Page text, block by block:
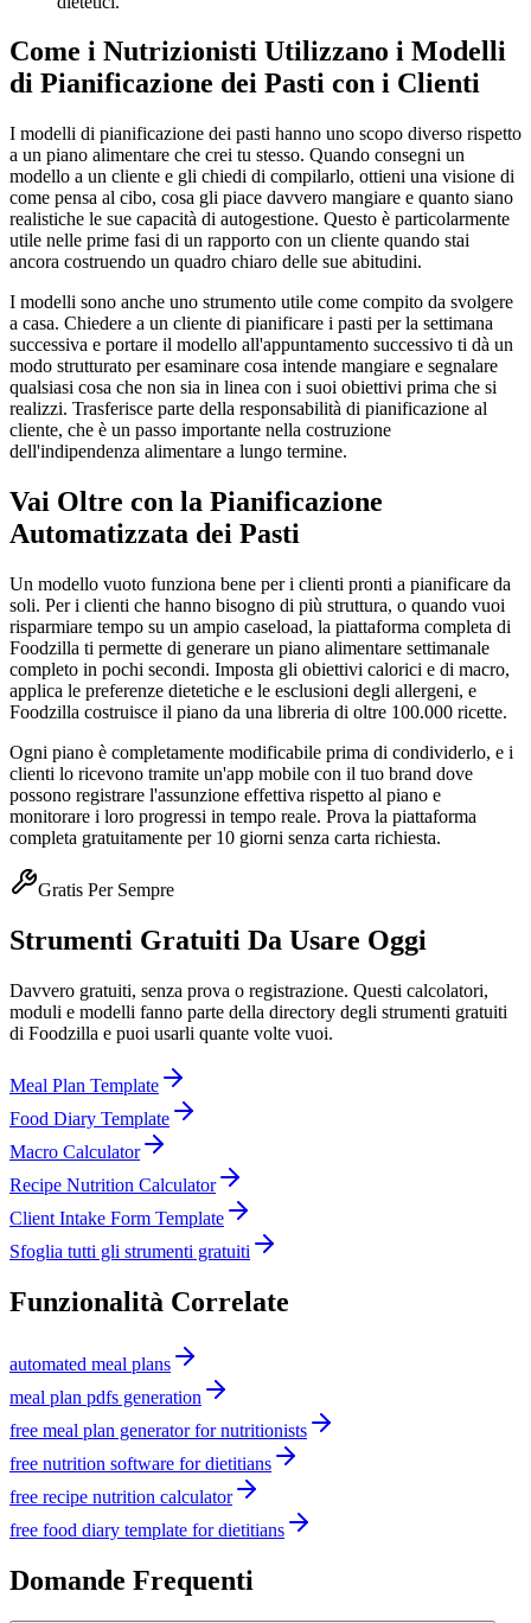
Come i Nutrizionisti Utilizzano i Modelli
di Pianificazione dei Pasti con i Clienti
I modelli di pianificazione dei pasti hanno uno scopo diverso rispetto
a un piano alimentare che crei tu stesso. Quando consegni un
modello a un cliente e gli chiedi di compilarlo, ottieni una visione di
come pensa al cibo, cosa gli piace davvero mangiare e quanto siano
realistiche le sue capacità di autogestione. Questo è particolarmente
utile nelle prime fasi di un rapporto con un cliente quando stai
ancora costruendo un quadro chiaro delle sue abitudini.
I modelli sono anche uno strumento utile come compito da svolgere
a casa. Chiedere a un cliente di pianificare i pasti per la settimana
successiva e portare il modello all'appuntamento successivo ti dà un
modo strutturato per esaminare cosa intende mangiare e segnalare
qualsiasi cosa che non sia in linea con i suoi obiettivi prima che si
realizzi. Trasferisce parte della responsabilità di pianificazione al
cliente, che è un passo importante nella costruzione
dell'indipendenza alimentare a lungo termine.
Vai Oltre con la Pianificazione
Automatizzata dei Pasti
Un modello vuoto funziona bene per i clienti pronti a pianificare da
soli. Per i clienti che hanno bisogno di più struttura, o quando vuoi
risparmiare tempo su un ampio caseload, la piattaforma completa di
Foodzilla ti permette di generare un piano alimentare settimanale
completo in pochi secondi. Imposta gli obiettivi calorici e di macro,
applica le preferenze dietetiche e le esclusioni degli allergeni, e
Foodzilla costruisce il piano da una libreria di oltre 100.000 ricette.
Ogni piano è completamente modificabile prima di condividerlo, e i
clienti lo ricevono tramite un'app mobile con il tuo brand dove
possono registrare l'assunzione effettiva rispetto al piano e
monitorare i loro progressi in tempo reale. Prova la piattaforma
completa gratuitamente per 10 giorni senza carta richiesta.
Gratis Per Sempre
Strumenti Gratuiti Da Usare Oggi
Davvero gratuiti, senza prova o registrazione. Questi calcolatori,
moduli e modelli fanno parte della directory degli strumenti gratuiti
di Foodzilla e puoi usarli quante volte vuoi.
Meal Plan Template
Food Diary Template
Macro Calculator
Recipe Nutrition Calculator
Client Intake Form Template
Sfoglia tutti gli strumenti gratuiti
Funzionalità Correlate
automated meal plans
meal plan pdfs generation
free meal plan generator for nutritionists
free nutrition software for dietitians
free recipe nutrition calculator
free food diary template for dietitians
Domande Frequenti